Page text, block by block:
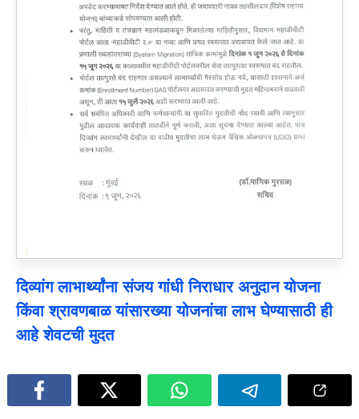
दिव्यांग लाभार्थ्यांना संजय गांधी निराधार अनुदान योजना
किंवा श्रावणबाळ यांसारख्या योजनांचा लाभ घेण्यासाठी ही
आहे शेवटची मुदत